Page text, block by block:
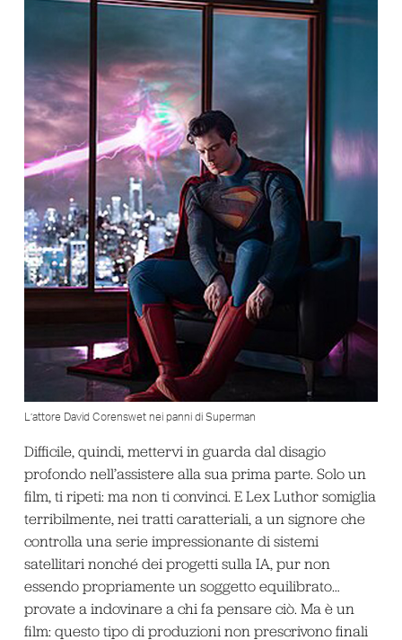
L’attore David Corenswet nei panni di Superman
Difficile, quindi, mettervi in guarda dal disagio
profondo nell’assistere alla sua prima parte. Solo un
film, ti ripeti: ma non ti convinci. E Lex Luthor somiglia
terribilmente, nei tratti caratteriali, a un signore che
controlla una serie impressionante di sistemi
satellitari nonché dei progetti sulla IA, pur non
essendo propriamente un soggetto equilibrato…
provate a indovinare a chi fa pensare ciò. Ma è un
film: questo tipo di produzioni non prescrivono finali